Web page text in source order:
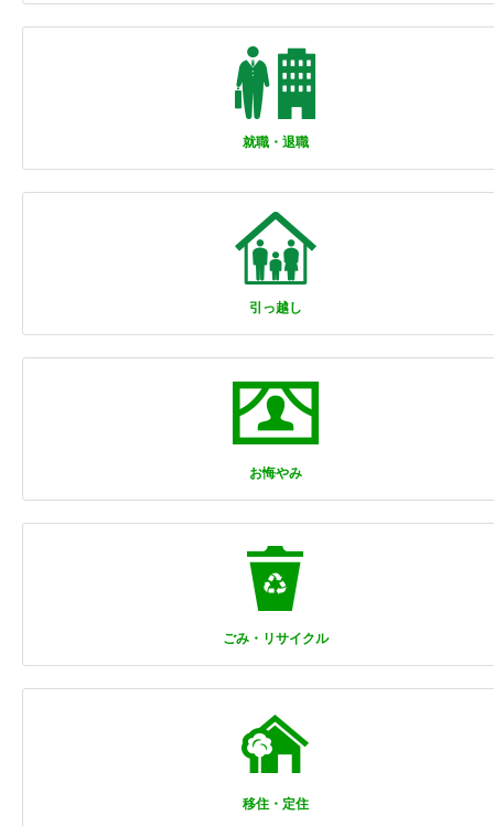
就職・退職
引っ越し
お悔やみ
ごみ・リサイクル
移住・定住